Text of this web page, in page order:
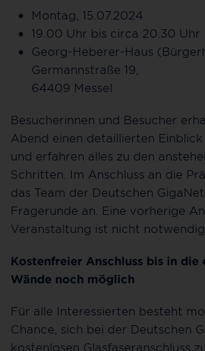
Montag, 15.07.2024
19.00 Uhr bis circa 20.30 Uhr
Georg-Heberer-Haus
Germannstraße 19,
64409 Messel
Besucherinnen und Besucher
Abend einen detaillierten
und erfahren alles zu den
Schritten. Im Anschluss an die
das Team der Deutschen
Fragerunde an. Eine vorherige
Veranstaltung ist nicht notwendig.
Kostenfreier Anschluss bis in die
Wände noch möglich
Für alle Interessierten besteht
Chance, sich bei der Deutschen
kostenlosen Glasfaseranschluss